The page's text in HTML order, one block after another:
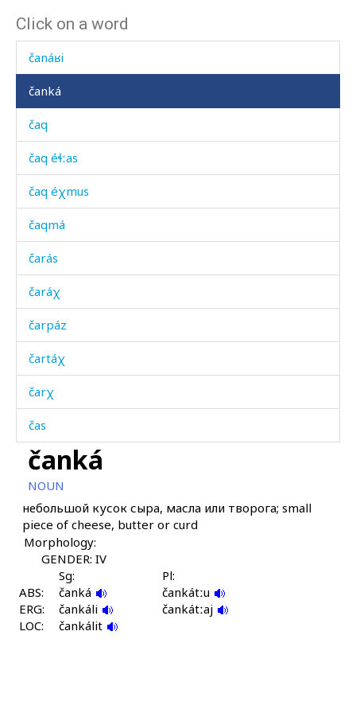
Click on a word
čamásdag
čanáʁi
čanká
čaq
čaq éɬːas
čaq éχmus
čaqmá
čarás
čaráχ
čarpáz
čartáχ
čarχ
čas
čák'bos
čárgu
čárgutːu as
čáči
čáχt'i
čáχˤbos
čanká
NOUN
небольшой кусок сыра, масла или творога; small
piece of cheese, butter or curd
Morphology:
GENDER: IV
Sg:
Pl:
ABS:
čanká
čankátːu
ERG:
čankáli
čankátːaj
LOC:
čankálit